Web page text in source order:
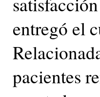
entregó el
pacientes